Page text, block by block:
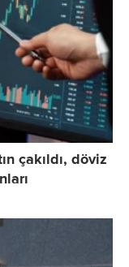
çakıldı, döviz